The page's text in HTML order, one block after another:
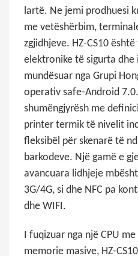
lartë. Ne jemi prodhuesi
me vetëshërbim,
zgjidhjeve. HZ-CS10
elektronike të sigurta
mundësuar nga Grupi
operativ safe-Android
shumëngjyrësh me
printer termik të nivelit
fleksibël për skenarë të
barkodeve. Një gamë e
avancuara lidhjeje
3G/4G, si dhe NFC pa
dhe WIFI.
I fuqizuar nga një CPU
memorie masive, HZ-